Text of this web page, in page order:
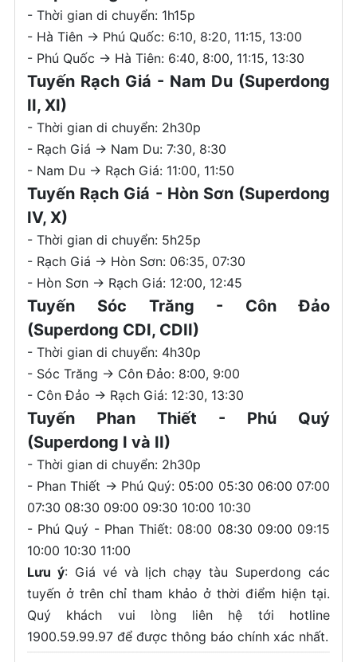
- Thời gian di chuyển: 1h15p
- Hà Tiên -> Phú Quốc: 6:10, 8:20, 11:15, 13:00
- Phú Quốc -> Hà Tiên: 6:40, 8:00, 11:15, 13:30
Tuyến Rạch Giá - Nam Du (Superdong
II, XI)
- Thời gian di chuyển: 2h30p
- Rạch Giá -> Nam Du: 7:30, 8:30
- Nam Du -> Rạch Giá: 11:00, 11:50
Tuyến Rạch Giá - Hòn Sơn (Superdong
IV, X)
- Thời gian di chuyển: 5h25p
- Rạch Giá -> Hòn Sơn: 06:35, 07:30
- Hòn Sơn -> Rạch Giá: 12:00, 12:45
Tuyến Sóc Trăng - Côn Đảo
(Superdong CDI, CDII)
- Thời gian di chuyển: 4h30p
- Sóc Trăng -> Côn Đảo: 8:00, 9:00
- Côn Đảo -> Rạch Giá: 12:30, 13:30
Tuyến Phan Thiết - Phú Quý
(Superdong I và II)
- Thời gian di chuyển: 2h30p
- Phan Thiết -> Phú Quý: 05:00 05:30 06:00 07:00
07:30 08:30 09:00 09:30 10:00 10:30
- Phú Quý - Phan Thiết: 08:00 08:30 09:00 09:15
10:00 10:30 11:00
Lưu ý: Giá vé và lịch chạy tàu Superdong các
tuyến ở trên chỉ tham khảo ở thời điểm hiện tại.
Quý khách vui lòng liên hệ tới hotline
1900.59.99.97 để được thông báo chính xác nhất.